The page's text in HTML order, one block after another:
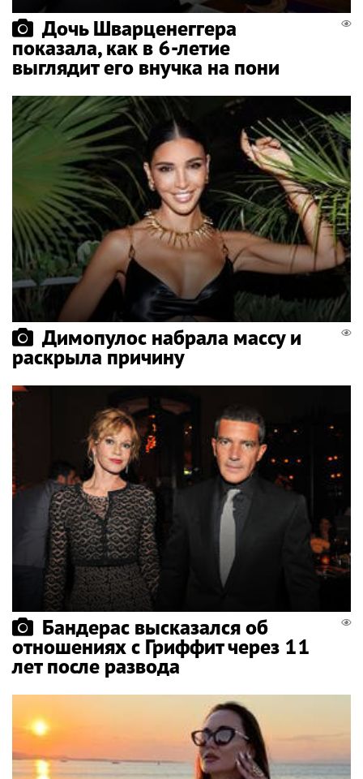
Дочь Шварценеггера
показала, как в 6-летие
выглядит его внучка на пони
Димопулос набрала массу и
раскрыла причину
Бандерас высказался об
отношениях с Гриффит через 11
лет после развода